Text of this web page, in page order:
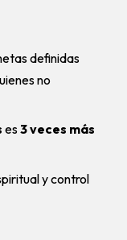
definidas
no
es3 veces más
y control